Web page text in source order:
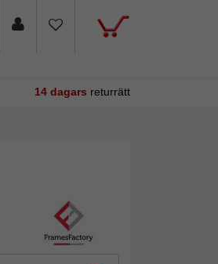
14 dagars returrätt